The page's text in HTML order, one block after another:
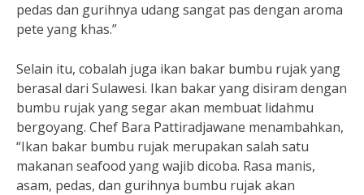
pedas dan gurihnya udang sangat pas dengan aroma
pete yang khas.”
Selain itu, cobalah juga ikan bakar bumbu rujak yang
berasal dari Sulawesi. Ikan bakar yang disiram dengan
bumbu rujak yang segar akan membuat lidahmu
bergoyang. Chef Bara Pattiradjawane menambahkan,
“Ikan bakar bumbu rujak merupakan salah satu
makanan seafood yang wajib dicoba. Rasa manis,
asam, pedas, dan gurihnya bumbu rujak akan